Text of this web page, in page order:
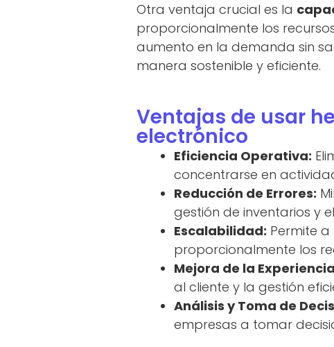
Otra ventaja crucial es la
proporcionalmente los
aumento en la demanda sin
manera sostenible y eficiente.
Ventajas de usar
electrónico
Eficiencia Operativa:
concentrarse en
Reducción de Errores:
gestión de inventarios y
Escalabilidad: Permite
proporcionalmente los
Mejora de la
al cliente y la gestión
Análisis y Toma de
empresas a tomar